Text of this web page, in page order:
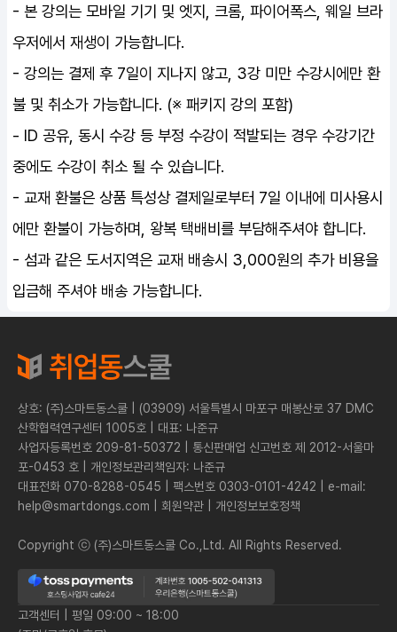
- 본 강의는 모바일 기기 및 엣지, 크롬, 파이어폭스, 웨일 브라
우저에서 재생이 가능합니다.
- 강의는 결제 후 7일이 지나지 않고, 3강 미만 수강시에만 환
불 및 취소가 가능합니다. (※ 패키지 강의 포함)
- ID 공유, 동시 수강 등 부정 수강이 적발되는 경우 수강기간
중에도 수강이 취소 될 수 있습니다.
- 교재 환불은 상품 특성상 결제일로부터 7일 이내에 미사용시
에만 환불이 가능하며, 왕복 택배비를 부담해주셔야 합니다.
- 섬과 같은 도서지역은 교재 배송시 3,000원의 추가 비용을
입금해 주셔야 배송 가능합니다.
상호: (주)스마트동스쿨 | (03909) 서울특별시 마포구 매봉산로 37 DMC
산학협력연구센터 1005호 | 대표: 나준규
사업자등록번호 209-81-50372 | 통신판매업 신고번호 제 2012-서울마
포-0453 호 | 개인정보관리책임자: 나준규
대표전화 070-8288-0545 | 팩스번호 0303-0101-4242 | e-mail:
help@smartdongs.com | 회원약관 | 개인정보보호정책
Copyright ⓒ (주)스마트동스쿨 Co.,Ltd. All Rights Reserved.
고객센터 | 평일 09:00 ~ 18:00